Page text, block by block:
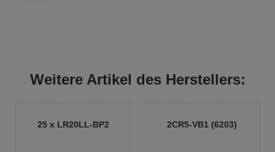
Weitere Artikel des Herstellers:
25 x LR20LL-BP2 2CR5-VB1 (6203)